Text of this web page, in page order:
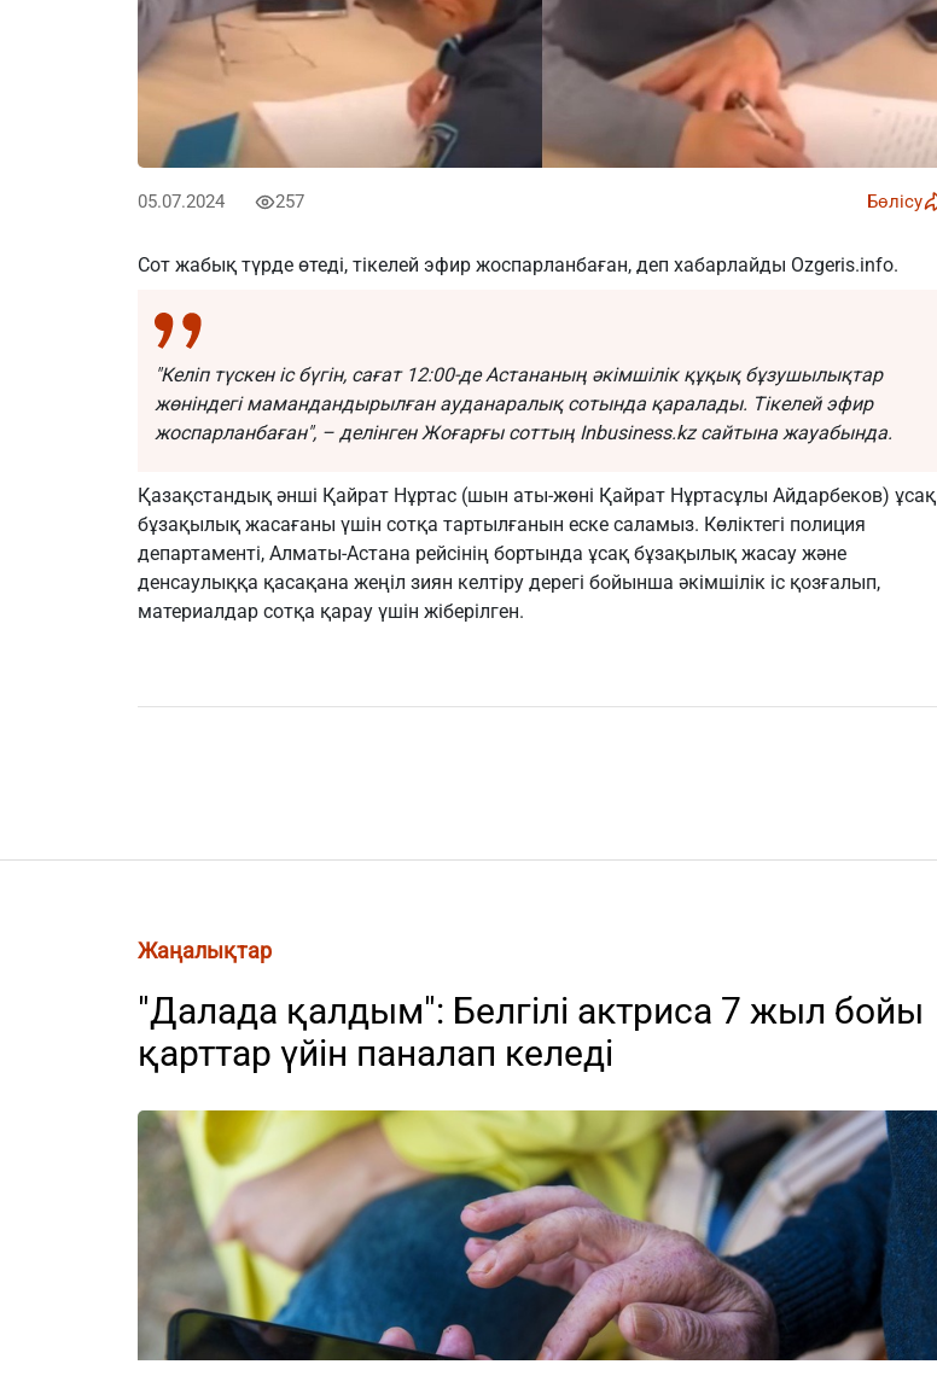
05.07.2024 257 Бөлісу
Сот жабық түрде өтеді, тікелей эфир жоспарланбаған, деп хабарлайды Ozgeris.info.
"Келіп түскен іс бүгін, сағат 12:00-де Астананың әкімшілік құқық бұзушылықтар
жөніндегі мамандандырылған ауданаралық сотында қаралады. Тікелей эфир
жоспарланбаған", – делінген Жоғарғы соттың Inbusiness.kz сайтына жауабында.
Қазақстандық әнші Қайрат Нұртас (шын аты-жөні Қайрат Нұртасұлы Айдарбеков) ұсақ
бұзақылық жасағаны үшін сотқа тартылғанын еске саламыз. Көліктегі полиция
департаменті, Алматы-Астана рейсінің бортында ұсақ бұзақылық жасау және
денсаулыққа қасақана жеңіл зиян келтіру дерегі бойынша әкімшілік іс қозғалып,
материалдар сотқа қарау үшін жіберілген.
Жаңалықтар
"Далада қалдым": Белгілі актриса 7 жыл бойы
қарттар үйін паналап келеді